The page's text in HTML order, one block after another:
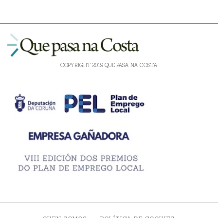
COPYRIGHT 2019 QUE PASA NA COSTA